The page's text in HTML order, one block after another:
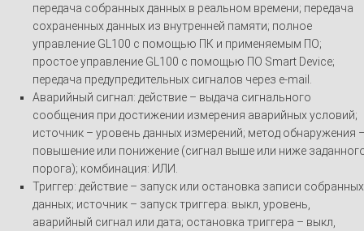
передача собранных данных в реальном времени; передача
сохраненных данных из внутренней памяти; полное
управление GL100 с помощью ПК и применяемым ПО;
простое управление GL100 с помощью ПО Smart Device;
передача предупредительных сигналов через e-mail.
Аварийный сигнал: действие – выдача сигнального
сообщения при достижении измерения аварийных условий;
источник – уровень данных измерений; метод обнаружения
повышение или понижение (сигнал выше или ниже
порога); комбинация: ИЛИ.
Триггер: действие – запуск или остановка записи собранных
данных; источник – запуск триггера: выкл, уровень,
аварийный сигнал или дата; остановка триггера – выкл,